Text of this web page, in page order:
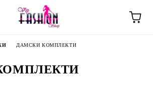
ДАМСКИ КОМПЛЕКТИ